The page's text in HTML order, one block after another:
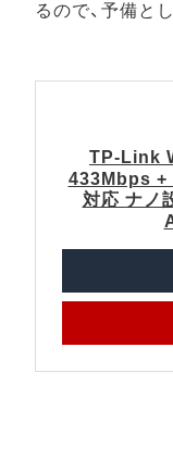
るので、予備と
TP-Link
433Mbps +
対応 ナノ